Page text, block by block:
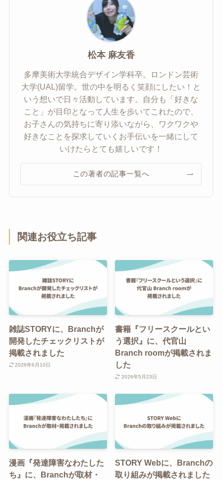
松本 麻友香
多摩美術大学統合デザイン学科卒。ロンドン芸術
大学(UAL)留学。世の中を明るく笑顔にしたい！と
いう想いで日々活動しています。自分も「好きな
こと」が目印となって人生を歩いてこれたので、
お子さんの気持ちに寄り添いながら、ワクワクや
好きなことを探求していくお手伝いを一緒にして
いけたらとても嬉しいです！
この著者の記事一覧へ
関連お役立ち記事
雑誌STORYに、Branchが
開発したチェックリストが
掲載されました
2026年6月10日
書籍『フリースクールとい
う選択』に、代官山
Branch roomが掲載されま
した
2026年5月23日
漫画『発達障害なわたした
ち』に、Branchが取材・
STORY Webに、Branchの
取り組みが掲載されました